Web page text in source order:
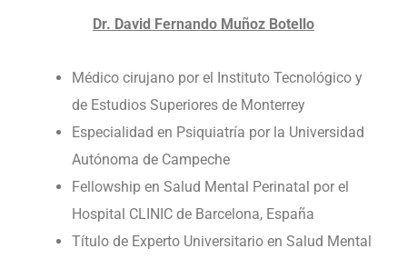
Dr. David Fernando Muñoz Botello
⁠⁠⁠Médico cirujano por el Instituto Tecnológico y
de Estudios Superiores de Monterrey
⁠⁠⁠Especialidad en Psiquiatría por la Universidad
Autónoma de Campeche
⁠⁠Fellowship en Salud Mental Perinatal por el
Hospital CLINIC de Barcelona, España
⁠⁠Título de Experto Universitario en Salud Mental